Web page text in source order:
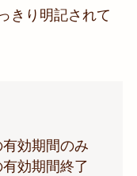
きり明記されて
効期間のみ
効期間終了